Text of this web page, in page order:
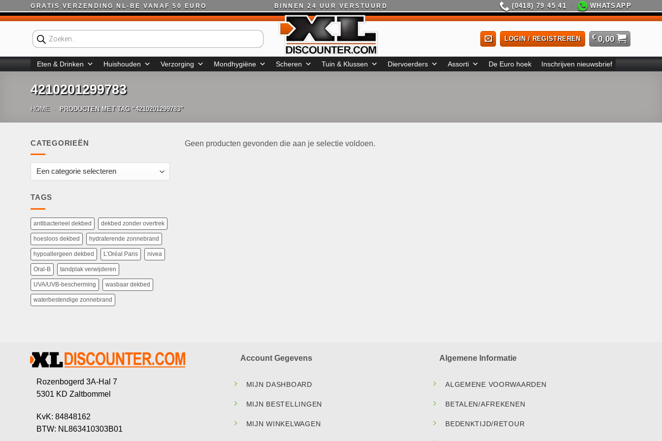
naar
GRATIS VERZENDING NL-BE VANAF 50 EURO BINNEN 24 UUR VERSTUURD (0418) 79 45 41 WHATSAPP
Producten
zoeken
LOGIN / REGISTREREN € 0,00
Eten & Drinken Huishouden Verzorging Mondhygiëne Scheren Tuin & Klussen Diervoerders Assorti De Euro hoek Inschrijven nieuwsbrief
4210201299783
HOME - PRODUCTEN MET TAG “4210201299783”
CATEGORIEËN
TAGS
antibacterieel dekbed dekbed zonder overtrek
hoesloos dekbed hydraterende zonnebrand
hypoallergeen dekbed L’Oréal Paris nivea
Oral-B tandplak verwijderen
UVA/UVB-bescherming wasbaar dekbed
waterbestendige zonnebrand
Geen producten gevonden die aan je selectie voldoen.
Rozenbogerd 3A-Hal 7
5301 KD Zaltbommel
KvK: 84848162
BTW: NL863410303B01
Account Gegevens
MIJN DASHBOARD
MIJN BESTELLINGEN
MIJN WINKELWAGEN
Algemene Informatie
ALGEMENE VOORWAARDEN
BETALEN/AFREKENEN
BEDENKTIJD/RETOUR